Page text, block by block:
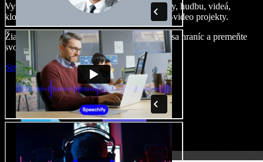
Vytvárajte dabingy, pridajte bezplatné obrázky, hudbu, videá,
klonujte svoj hlas – postavíte pôsobivé audio-video projekty.
Žiadne učenie, všetko v prehliadači – zbavte sa hraníc a premeňte
svoje nápady na realitu.
Spustiť Studio